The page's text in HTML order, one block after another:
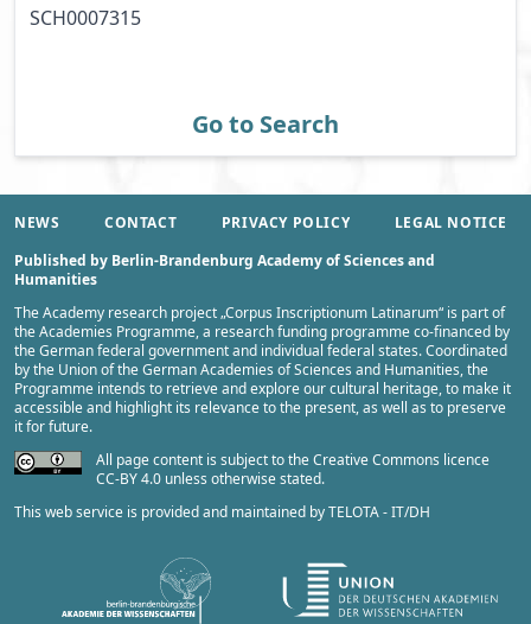
SCH0007315
Go to Search
NEWS CONTACT PRIVACY POLICY
LEGAL NOTICE
Published by Berlin-Brandenburg Academy of Sciences and
Humanities
The Academy research project „Corpus Inscriptionum Latinarum“ is part of
theAcademies Programme, a research funding programme co-financed by
the German federal government and individual federal states. Coordinated
by the Union of the German Academies of Sciences and Humanities, the
Programme intends to retrieve and explore our cultural heritage, to make it
accessible and highlight its relevance to the present, as well as to preserve
it for future.
All page content is subject to the Creative Commons licence
CC-BY 4.0 unless otherwise stated.
This web service is provided and maintained byTELOTA - IT/DH